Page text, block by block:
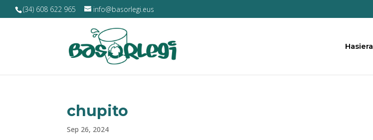
(34) 608 622 965 info@basorlegi.eus
Hasiera
chupito
Sep 26, 2024